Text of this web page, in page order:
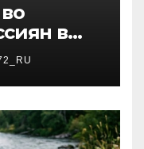
в
3 дней